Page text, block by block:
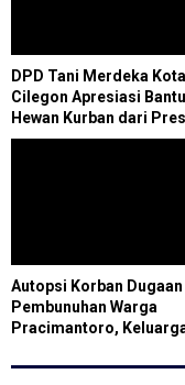
DPD Tani Merdeka Kota
Cilegon Apresiasi
Hewan Kurban dari
Prabowo
Autopsi Korban Dugaan
Pembunuhan Warga
Pracimantoro,
Ditangkap